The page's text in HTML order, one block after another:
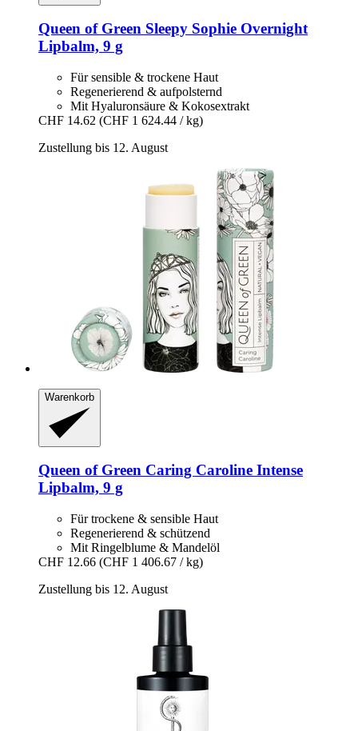
Queen of Green Sleepy Sophie Overnight
Lipbalm, 9 g
Für sensible & trockene Haut
Regenerierend & aufpolsternd
Mit Hyaluronsäure & Kokosextrakt
CHF 14.62 (CHF 1 624.44 / kg)
Zustellung bis 12. August
Warenkorb
Queen of Green Caring Caroline Intense
Lipbalm, 9 g
Für trockene & sensible Haut
Regenerierend & schützend
Mit Ringelblume & Mandelöl
CHF 12.66 (CHF 1 406.67 / kg)
Zustellung bis 12. August